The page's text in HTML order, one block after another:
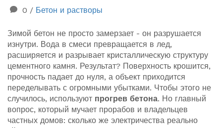
0 / Бетон и растворы
Зимой бетон не просто замерзает - он разрушается
изнутри. Вода в смеси превращается в лед,
расширяется и разрывает кристаллическую структуру
цементного камня. Результат? Поверхность крошится,
прочность падает до нуля, а объект приходится
переделывать с огромными убытками. Чтобы этого не
случилось, используют прогрев бетона. Но главный
вопрос, который мучает прорабов и владельцев
частных домов: сколько же электричества реально